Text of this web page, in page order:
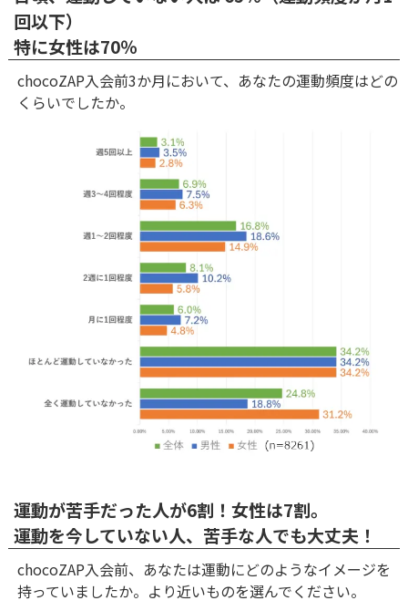
回以下）
特に女性は70％
chocoZAP入会前3か月において、あなたの運動頻度はどの
くらいでしたか。
運動が苦手だった人が6割！女性は7割。
運動を今していない人、苦手な人でも大丈夫！
chocoZAP入会前、あなたは運動にどのようなイメージを
持っていましたか。より近いものを選んでください。